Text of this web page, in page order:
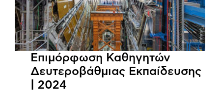
Επιμόρφωση Καθηγητών
Δευτεροβάθμιας Εκπαίδευσης
| 2024